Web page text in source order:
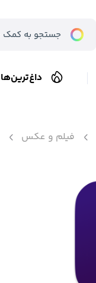
داغ‌ترین‌ها
فیلم و عکس